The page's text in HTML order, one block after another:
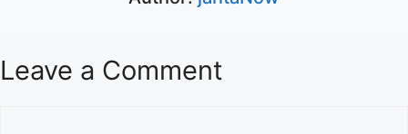
Leave a Comment